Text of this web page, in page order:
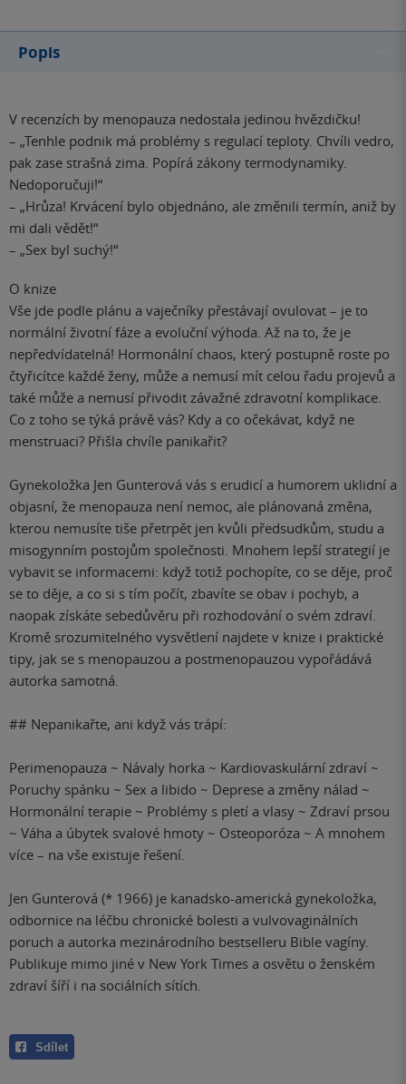
Popis
V recenzích by menopauza nedostala jedinou hvězdičku!
– „Tenhle podnik má problémy s regulací teploty. Chvíli vedro,
pak zase strašná zima. Popírá zákony termodynamiky.
Nedoporučuji!“
– „Hrůza! Krvácení bylo objednáno, ale změnili termín, aniž by
mi dali vědět!“
– „Sex byl suchý!“
O knize
Vše jde podle plánu a vaječníky přestávají ovulovat – je to
normální životní fáze a evoluční výhoda. Až na to, že je
nepředvídatelná! Hormonální chaos, který postupně roste po
čtyřicítce každé ženy, může a nemusí mít celou řadu projevů a
také může a nemusí přivodit závažné zdravotní komplikace.
Co z toho se týká právě vás? Kdy a co očekávat, když ne
menstruaci? Přišla chvíle panikařit?
Gynekoložka Jen Gunterová vás s erudicí a humorem uklidní a
objasní, že menopauza není nemoc, ale plánovaná změna,
kterou nemusíte tiše přetrpět jen kvůli předsudkům, studu a
misogynním postojům společnosti. Mnohem lepší strategií je
vybavit se informacemi: když totiž pochopíte, co se děje, proč
se to děje, a co si s tím počít, zbavíte se obav i pochyb, a
naopak získáte sebedůvěru při rozhodování o svém zdraví.
Kromě srozumitelného vysvětlení najdete v knize i praktické
tipy, jak se s menopauzou a postmenopauzou vypořádává
autorka samotná.
## Nepanikařte, ani když vás trápí:
Perimenopauza ~ Návaly horka ~ Kardiovaskulární zdraví ~
Poruchy spánku ~ Sex a libido ~ Deprese a změny nálad ~
Hormonální terapie ~ Problémy s pletí a vlasy ~ Zdraví prsou
~ Váha a úbytek svalové hmoty ~ Osteoporóza ~ A mnohem
více – na vše existuje řešení.
Jen Gunterová (* 1966) je kanadsko-americká gynekoložka,
odbornice na léčbu chronické bolesti a vulvovaginálních
poruch a autorka mezinárodního bestselleru Bible vagíny.
Publikuje mimo jiné v New York Times a osvětu o ženském
zdraví šíří i na sociálních sítích.
Sdílet